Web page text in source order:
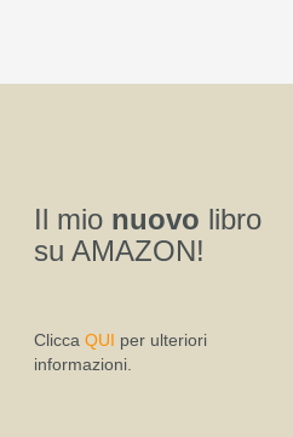
Il mio nuovo libro
su AMAZON!
Clicca QUI per ulteriori
informazioni.